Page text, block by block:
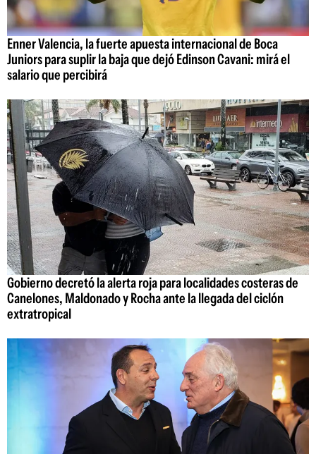
Enner Valencia, la fuerte apuesta internacional de Boca
Juniors para suplir la baja que dejó Edinson Cavani: mirá el
salario que percibirá
Gobierno decretó la alerta roja para localidades costeras de
Canelones, Maldonado y Rocha ante la llegada del ciclón
extratropical